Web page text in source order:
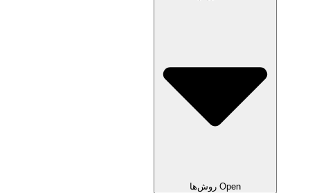
Open روش‌ها